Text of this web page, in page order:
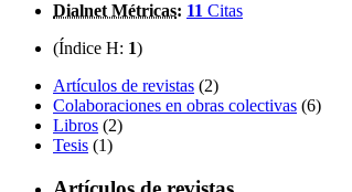
Dialnet Métricas: 11 Citas
(Índice H: 1)
Artículos de revistas (2)
Colaboraciones en obras colectivas (6)
Libros (2)
Tesis (1)